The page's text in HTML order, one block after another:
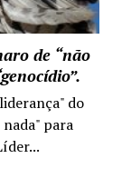
de “não
do
para